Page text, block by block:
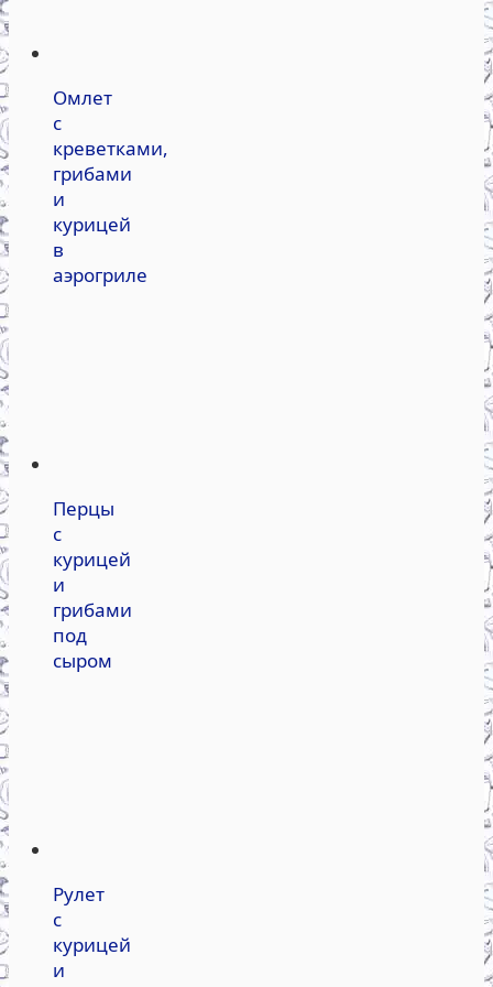
Омлет
с
креветками,
грибами
и
курицей
в
аэрогриле
Перцы
с
курицей
и
грибами
под
сыром
Рулет
с
курицей
и